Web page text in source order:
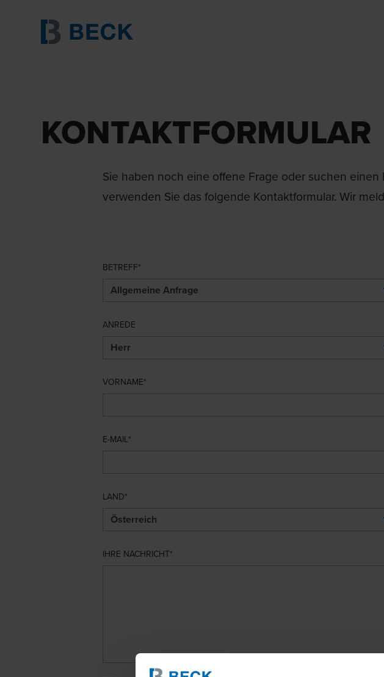
KONTAKTFORMULAR
Sie haben noch eine offene Frage oder suchen
verwenden Sie das folgende Kontaktformular. Wir
BETREFF
ANREDE
VORNAME
E-MAIL
LAND
IHRE NACHRICHT